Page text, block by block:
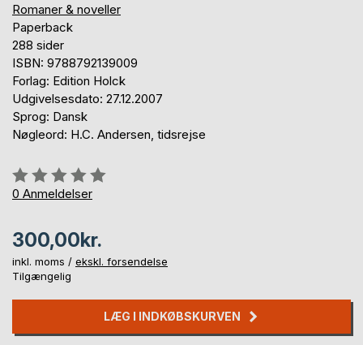
Romaner & noveller
Paperback
288 sider
ISBN: 9788792139009
Forlag: Edition Holck
Udgivelsesdato: 27.12.2007
Sprog: Dansk
Nøgleord: H.C. Andersen, tidsrejse
Anmeldelse::
0%
0 Anmeldelser
300,00kr.
inkl. moms / ekskl. forsendelse
Tilgængelig
LÆG I INDKØBSKURVEN